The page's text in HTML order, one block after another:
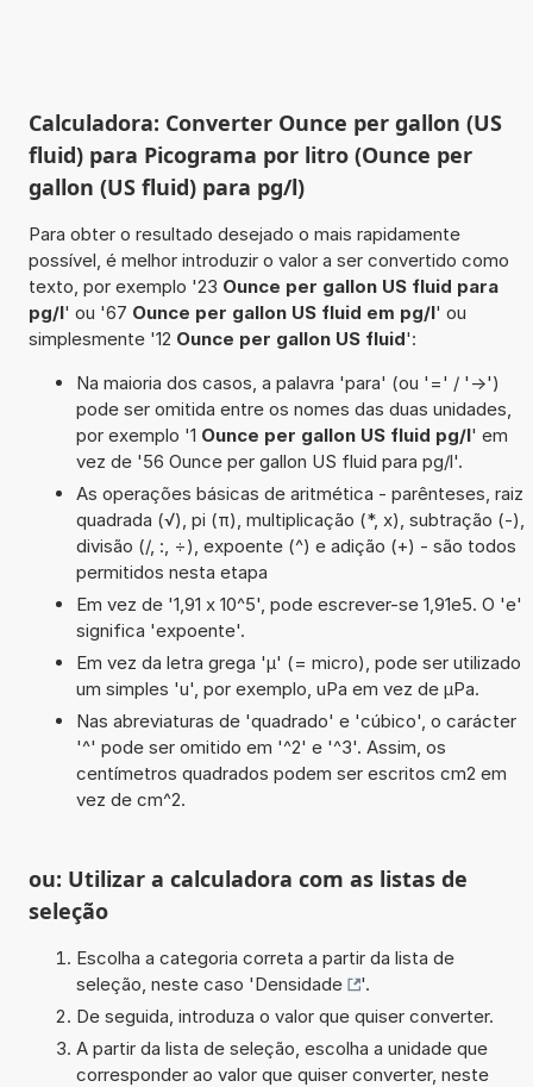
Calculadora: Converter Ounce per gallon (US
fluid) para Picograma por litro (Ounce per
gallon (US fluid) para pg/l)
Para obter o resultado desejado o mais rapidamente
possível, é melhor introduzir o valor a ser convertido como
texto, por exemplo '23 Ounce per gallon US fluid para
pg/l' ou '67 Ounce per gallon US fluid em pg/l' ou
simplesmente '12 Ounce per gallon US fluid':
Na maioria dos casos, a palavra 'para' (ou '=' / '->')
pode ser omitida entre os nomes das duas unidades,
por exemplo '1 Ounce per gallon US fluid pg/l' em
vez de '56 Ounce per gallon US fluid para pg/l'.
As operações básicas de aritmética - parênteses, raiz
quadrada (√), pi (π), multiplicação (*, x), subtração (-),
divisão (/, :, ÷), expoente (^) e adição (+) - são todos
permitidos nesta etapa
Em vez de '1,91 x 10^5', pode escrever-se 1,91e5. O 'e'
significa 'expoente'.
Em vez da letra grega 'µ' (= micro), pode ser utilizado
um simples 'u', por exemplo, uPa em vez de µPa.
Nas abreviaturas de 'quadrado' e 'cúbico', o carácter
'^' pode ser omitido em '^2' e '^3'. Assim, os
centímetros quadrados podem ser escritos cm2 em
vez de cm^2.
ou: Utilizar a calculadora com as listas de
seleção
Escolha a categoria correta a partir da lista de
seleção, neste caso 'Densidade
'.
De seguida, introduza o valor que quiser converter.
A partir da lista de seleção, escolha a unidade que
corresponder ao valor que quiser converter, neste